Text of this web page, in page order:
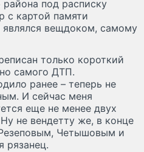
под расписку
с картой памяти
вещдоком, самому
только короткий
самого ДТП.
ранее – теперь не
И сейчас меня
еще не менее двух
не вендетту же, в конце
Четышовым и
рязанец.